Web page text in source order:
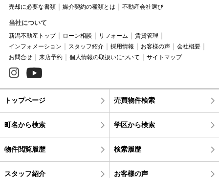
売却に必要な書類
媒介契約の種類とは 不動産会社選び
当社について
新潟不動産トップ ローン相談 リフォーム
賃貸管理
インフォメーション
スタッフ紹介 採用情報 お客様の声
会社概要
お問合せ
来店予約 個人情報の取扱いについて サイトマップ
トップページ 売買物件検索
町名から検索 学区から検索
物件閲覧履歴 検索履歴
スタッフ紹介 お客様の声